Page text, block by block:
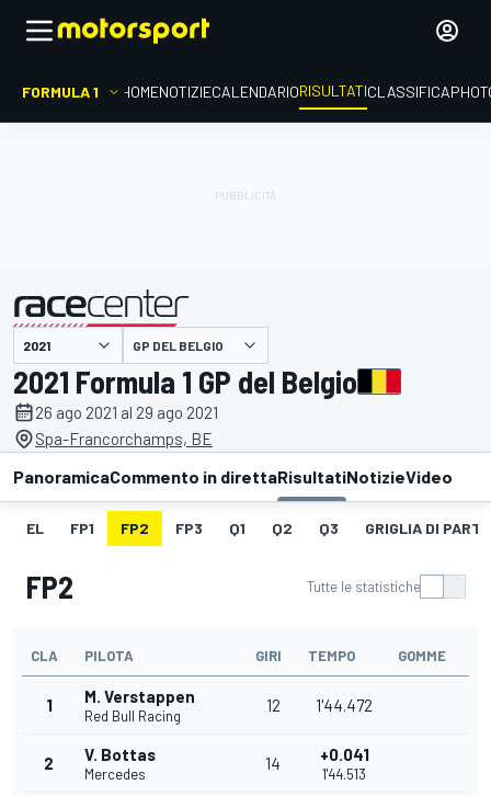
FORMULA 1 HOMENOTIZIECALENDARIORISULTATICLASSIFICA
presentato da GP DEL BELGIO
2021 Formula 1 GP del Belgio
26 ago 2021 al 29 ago 2021
Spa-Francorchamps, BE
PanoramicaCommento in direttaRisultatiNotizieVideo
EL FP1 FP2 FP3 Q1 Q2 Q3 GRIGLIA DI
FP2 Tutte le statistiche
CLA PILOTA GIRI TEMPO GOMME
1 M. Verstappen
Red Bull Racing
12 1'44.472
2 V. Bottas
Mercedes
14 +0.041
1'44.513